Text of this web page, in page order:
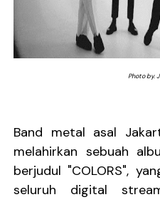
DESERVE Lepaskan
Bunuhdiri Perkenalkan
Sindikat Sisa Semalam
Kentara Lanjutkan
Photo by.
Band metal asal
melahirkan sebuah
berjudul "COLORS",
seluruh digital